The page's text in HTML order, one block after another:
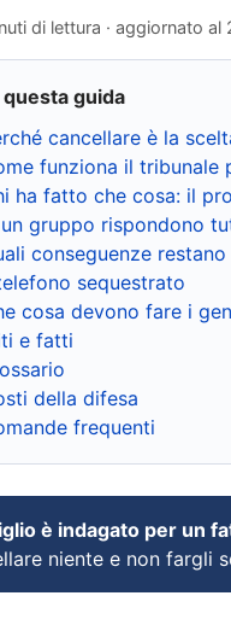
di lettura · aggiornato al
questa guida
cancellare è la
funziona il tribunale
ha fatto che cosa: il
gruppo rispondono
conseguenze
sequestrato
cosa devono fare i
e fatti
della difesa
frequenti
è indagato per un
niente e non fargli